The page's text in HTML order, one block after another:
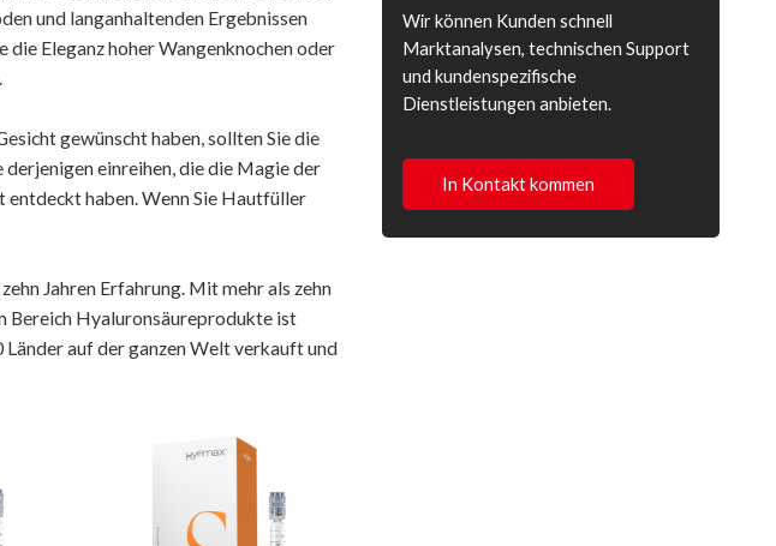
und langanhaltenden Ergebnissen
die Eleganz hoher Wangenknochen oder
gewünscht haben, sollten Sie die
einreihen, die die Magie der
haben. Wenn Sie Hautfüller
Jahren Erfahrung. Mit mehr als zehn
Bereich Hyaluronsäureprodukte ist
auf der ganzen Welt verkauft und
Wir können Kunden schnell
Marktanalysen, technischen Support
und kundenspezifische
Dienstleistungen anbieten.
In Kontakt kommen